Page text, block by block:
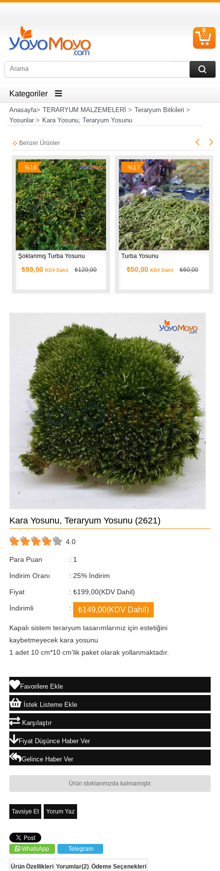
0
Kategoriler
Anasayfa> TERARYUM MALZEMELERİ > Teraryum Bitkileri >
Yosunlar> Kara Yosunu, Teraryum Yosunu
Benzer Ürünler
Şoklanmış Turba Yosunu
₺99,00KDV Dahil ₺120,00
%18
İndirim
Turba Yosunu
₺50,00 KDV Dahil ₺60,00
%17
İndirim
Kara Yosunu, Teraryum Yosunu (2621)
4.0
Para Puan : 1
İndirim Oranı : %
25 İndirim
Fiyat : ₺199,00(KDV Dahil)
İndirimli : ₺149,00(KDV Dahil)
Kapalı sistem teraryum tasarımlarınız için estetiğini
kaybetmeyecek kara yosunu
1 adet 10 cm*10 cm'lik paket olarak yollanmaktadır.
Favorilere Ekle
İstek Listeme Ekle
Karşılaştır
Fiyat Düşünce Haber Ver
Gelince Haber Ver
Ürün stoklarımızda kalmamıştır.
Tavsiye Et Yorum Yaz
WhatsApp Telegram
Ürün Özellikleri Yorumlar(2) Ödeme Seçenekleri